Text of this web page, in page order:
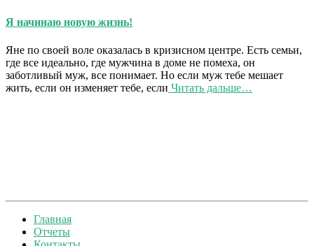
Я начинаю новую жизнь!
Яне по своей воле оказалась в кризисном центре. Есть семьи,
где все идеально, где мужчина в доме не помеха, он
заботливый муж, все понимает. Но если муж тебе мешает
жить, если он изменяет тебе, если Читать дальше…
Главная
Отчеты